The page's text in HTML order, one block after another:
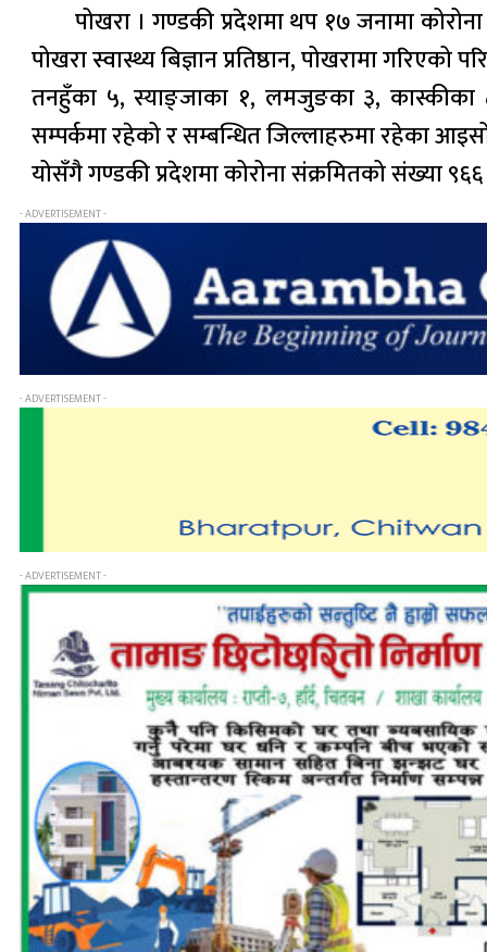
पोखरा । गण्डकी प्रदेशमा थप १७ जनामा
पोखरा स्वास्थ्य बिज्ञान प्रतिष्ठान, पोखरामा गरिएको
तनहुँका ५, स्याङ्जाका १, लमजुङका ३, कास्कीका
सम्पर्कमा रहेको र सम्बन्धित जिल्लाहरुमा रहेका
योसँगै गण्डकी प्रदेशमा कोरोना संक्रमितको संख्या
- ADVERTISEMENT -
- ADVERTISEMENT -
- ADVERTISEMENT -